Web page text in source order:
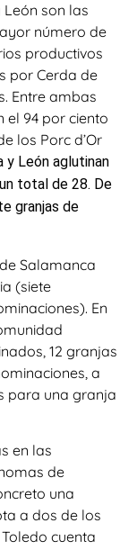
son las
número de
productivos
por Cerda de
Entre ambas
94 por ciento
los Porc d’Or
y León aglutinan
total de 28. De
granjas de
Salamanca
(siete
En
12 granjas
a
para una granja
en las
de
una
a dos de los
cuenta